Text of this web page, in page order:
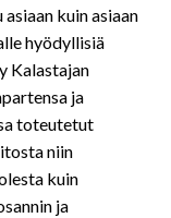
kuin asiaan
hyödyllisiä
Kalastajan
ja
toteutetut
niin
kuin
ja